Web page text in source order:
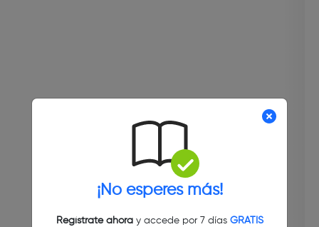
¡No esperes más!
Regístrate ahoray accede por 7 días GRATIS